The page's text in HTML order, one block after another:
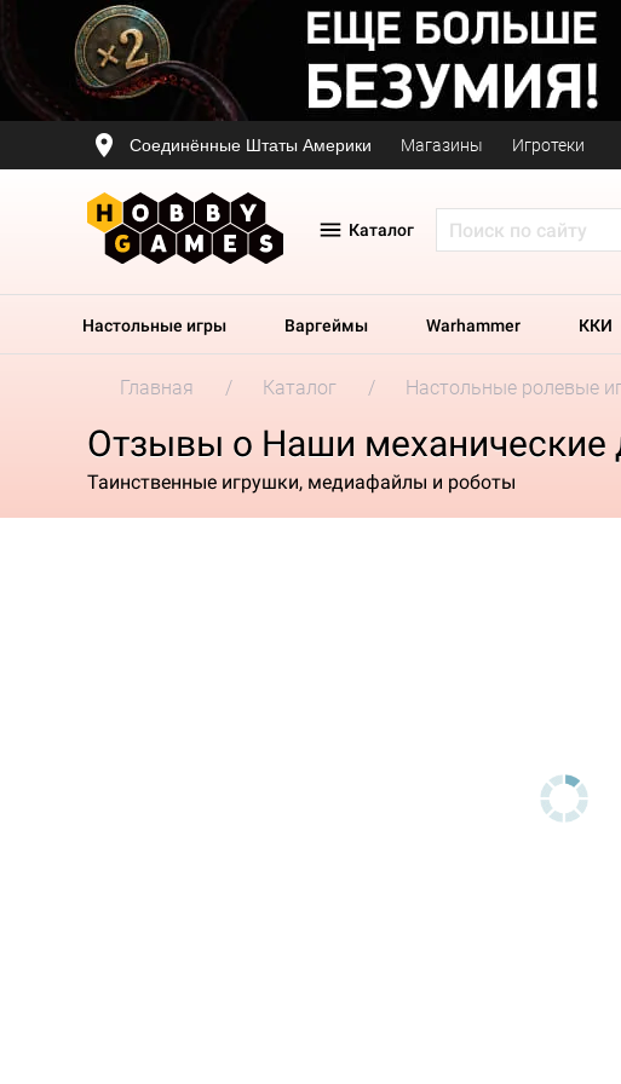
Соединённые Штаты Америки Магазины Игротеки
Каталог
Настольные игры Варгеймы Warhammer ККИ
Главная Каталог Настольные ролевые
Отзывы о Наши механические
Таинственные игрушки, медиафайлы и роботы